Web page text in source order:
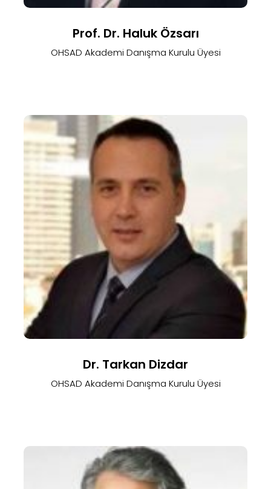
Prof. Dr. Haluk Özsarı
OHSAD Akademi Danışma Kurulu Üyesi
Dr. Tarkan Dizdar
OHSAD Akademi Danışma Kurulu Üyesi